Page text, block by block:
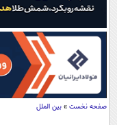
صفحه نخست » بین الملل